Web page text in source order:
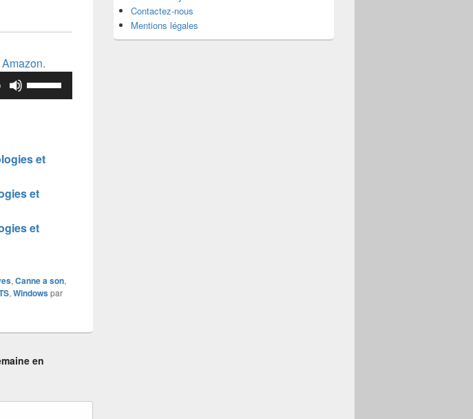
Amazon.
les
augmenter
diminuer
volume.
et
et
et
, Canne a son,
, Windowspar
en
Contactez-nous
Mentions légales